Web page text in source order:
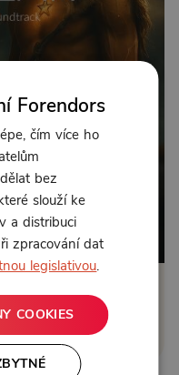
Forendors
čím více ho
bez
slouží ke
a distribuci
zpracování dat
legislativou.
COOKIES